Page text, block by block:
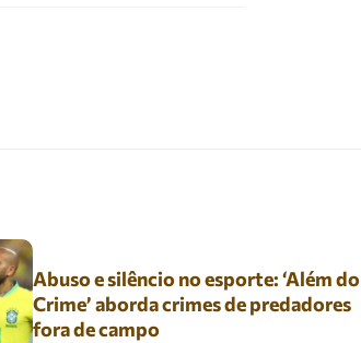
Abuso e silêncio no esporte: ‘Além do
Crime’ aborda crimes de predadores
fora de campo